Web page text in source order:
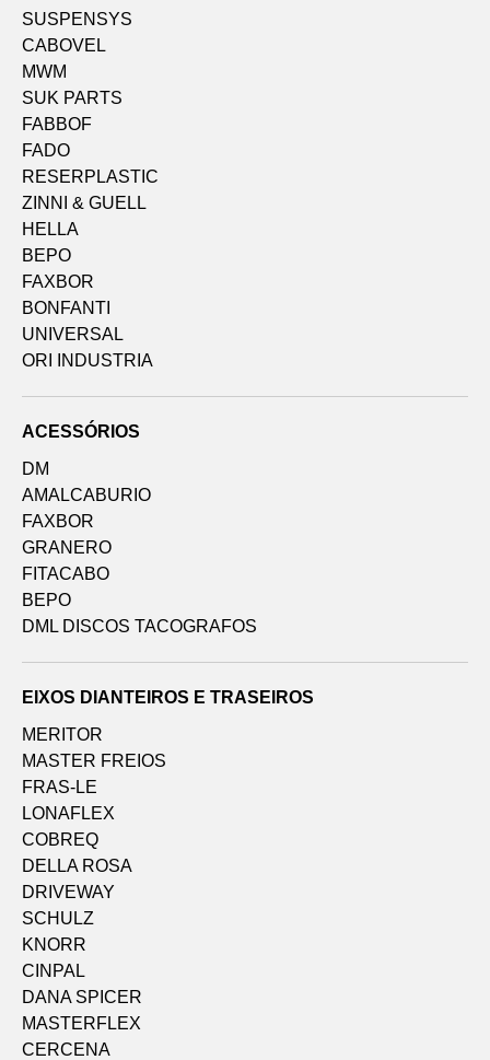
SUSPENSYS
CABOVEL
MWM
SUK PARTS
FABBOF
FADO
RESERPLASTIC
ZINNI & GUELL
HELLA
BEPO
FAXBOR
BONFANTI
UNIVERSAL
ORI INDUSTRIA
ACESSÓRIOS
DM
AMALCABURIO
FAXBOR
GRANERO
FITACABO
BEPO
DML DISCOS TACOGRAFOS
EIXOS DIANTEIROS E TRASEIROS
MERITOR
MASTER FREIOS
FRAS-LE
LONAFLEX
COBREQ
DELLA ROSA
DRIVEWAY
SCHULZ
KNORR
CINPAL
DANA SPICER
MASTERFLEX
CERCENA